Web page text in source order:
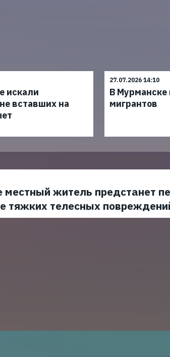
искали
вставших на
27.07.2026 14:10
В Мурманске
мигрантов
житель предстанет
тяжких телесных